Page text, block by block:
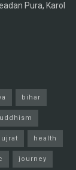
Pura, Karol
bihar
health
journey